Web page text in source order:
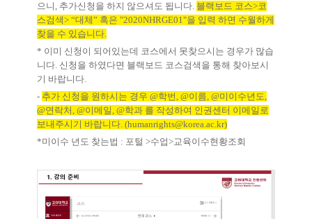
으니 , 추가신청을 하지 않으셔도 됩니다. 블랙보드 코스>코
스검색> “대체” 혹은 "2020NHRGE01"을 입력 하면 수월하게
찾을 수 있습니다.
* 이미 신청이 되어있는데 코스에서 못찾으시는 경우가 많습
니다. 신청을 하였다면 블랙보드 코스검색을 통해 찾아보시
기 바랍니다.
- 추가 신청을 원하시는 경우 @학번 , @이름, @미이수년도,
@연락처 , @이메일 , @학과 를 작성하여 인권센터 이메일로
보내주시기 바랍니다. (humanrights@korea.ac.kr)
*미이수 년도 찾는법 : 포털 >수업>교육이수현황조회